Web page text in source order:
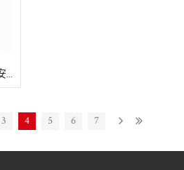
外露式鉸鏈Pr01 帶快速安裝裝置180
3 4 5 6 7